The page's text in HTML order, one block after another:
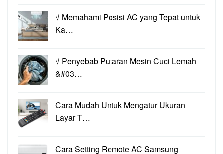
√ Memahami Posisi AC yang Tepat untuk
Ka…
√ Penyebab Putaran Mesin Cuci Lemah
&#03…
Cara Mudah Untuk Mengatur Ukuran
Layar T…
Cara Setting Remote AC Samsung